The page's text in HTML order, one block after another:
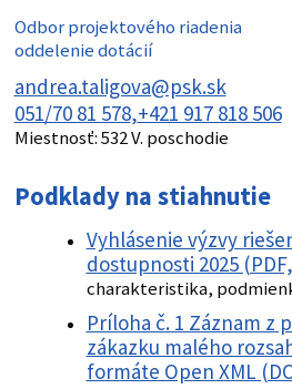
Odbor projektového riadenia
oddelenie dotácií
andrea.taligova@psk.sk
051/70 81 578 +421 917 818 506
Miestnosť:532 V. poschodie
Podklady na stiahnutie
Vyhlásenie výzvy
dostupnosti 2025
charakteristika,
Príloha č. 1 Záznam z
zákazku malého
formáte Open XML